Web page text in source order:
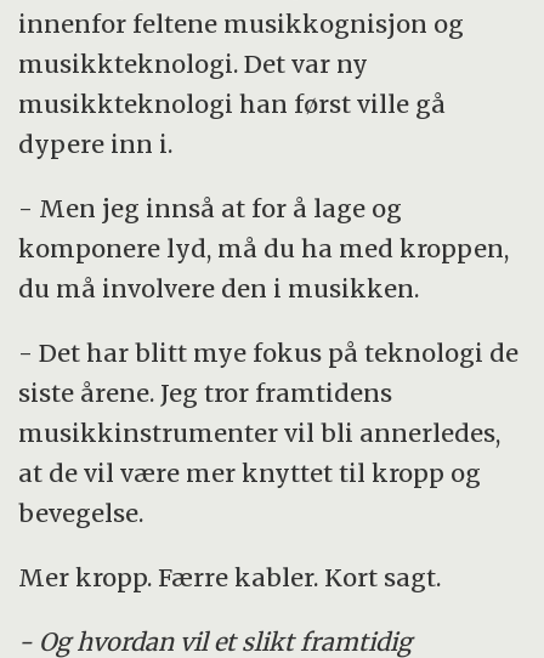
innenfor feltene musikkognisjon og
musikkteknologi. Det var ny
musikkteknologi han først ville gå
dypere inn i.
- Men jeg innså at for å lage og
komponere lyd, må du ha med kroppen,
du må involvere den i musikken.
- Det har blitt mye fokus på teknologi de
siste årene. Jeg tror framtidens
musikkinstrumenter vil bli annerledes,
at de vil være mer knyttet til kropp og
bevegelse.
Mer kropp. Færre kabler. Kort sagt.
- Og hvordan vil et slikt framtidig